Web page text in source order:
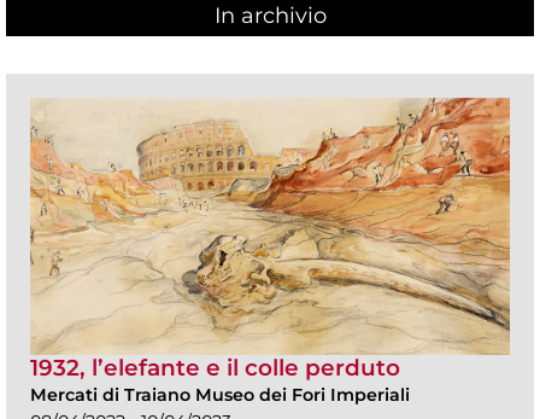
In archivio
1932, l’elefante e il colle perduto
Mercati di Traiano Museo dei Fori Imperiali